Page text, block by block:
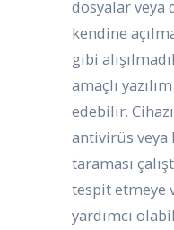
dosyalar veya
kendine
gibi
amaçlı
edebilir.
antivirüs veya
taraması
tespit etmeye
yardımcı